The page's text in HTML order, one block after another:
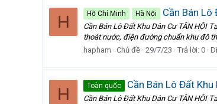
H Hồ Chí Minh Hà Nội Cần Bán Lô
Cần Bán Lô Đất Khu Dân Cư TÂN HỘI
thoát nước, điện đường chuẩn khu đô
hapham
Chủ đề 29/7/23 Trả lời: 0
H Toàn quốc Cần Bán Lô Đất Khu
Cần Bán Lô Đất Khu Dân Cư TÂN HỘI